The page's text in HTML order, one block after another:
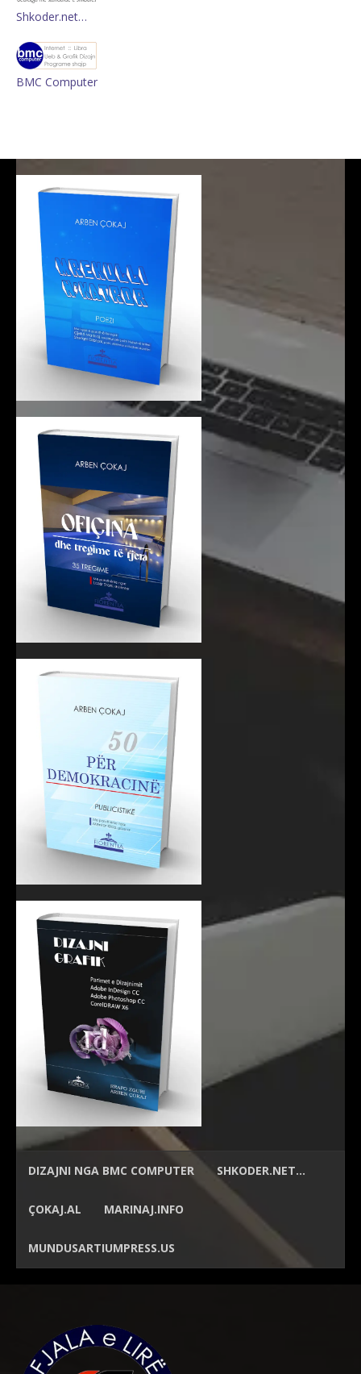
Shkoder.net…
BMC Computer
DIZAJNI NGA BMC COMPUTER SHKODER.NET…
ÇOKAJ.AL MARINAJ.INFO
MUNDUSARTIUMPRESS.US